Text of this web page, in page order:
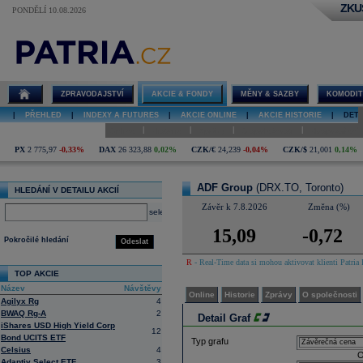
PONDĚLÍ 10.08.2026
ADF Group
ZPRAVODAJSTVÍ AKCIE & FONDY MĚNY & SAZBY
PŘEHLED INDEXY A FUTURES AKCIE ONLINE AKCIE HISTORIE
PX 2 775,97 -0,33% DAX 26 323,88 0,02% CZK/€ 24,239 -0,04% CZK/$ 21,001 0,14%
HLEDÁNÍ V DETAILU AKCIÍ
select
Odeslat
Pokročilé hledání
TOP AKCIE
Název
Návštěvy
Agilyx Rg
4
BWAQ Rg-A
2
iShares USD High Yield Corp
Bond UCITS ETF
12
Celsius
4
ADF Group (DRX.TO, Toronto)
Závěr k 7.8.2026 Změna (%)
15,09 -0,72
R - Real-Time data si mohou aktivovat klienti
Online Historie Zprávy O společnosti
Detail Graf
Typ grafu